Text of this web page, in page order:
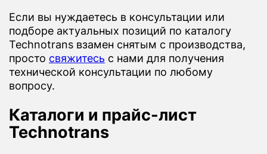
Если вы нуждаетесь в консультации или
подборе актуальных позиций по каталогу
Technotrans взамен снятым с производства,
просто свяжитесь с нами для получения
технической консультации по любому
вопросу.
Каталоги и прайс-лист
Technotrans